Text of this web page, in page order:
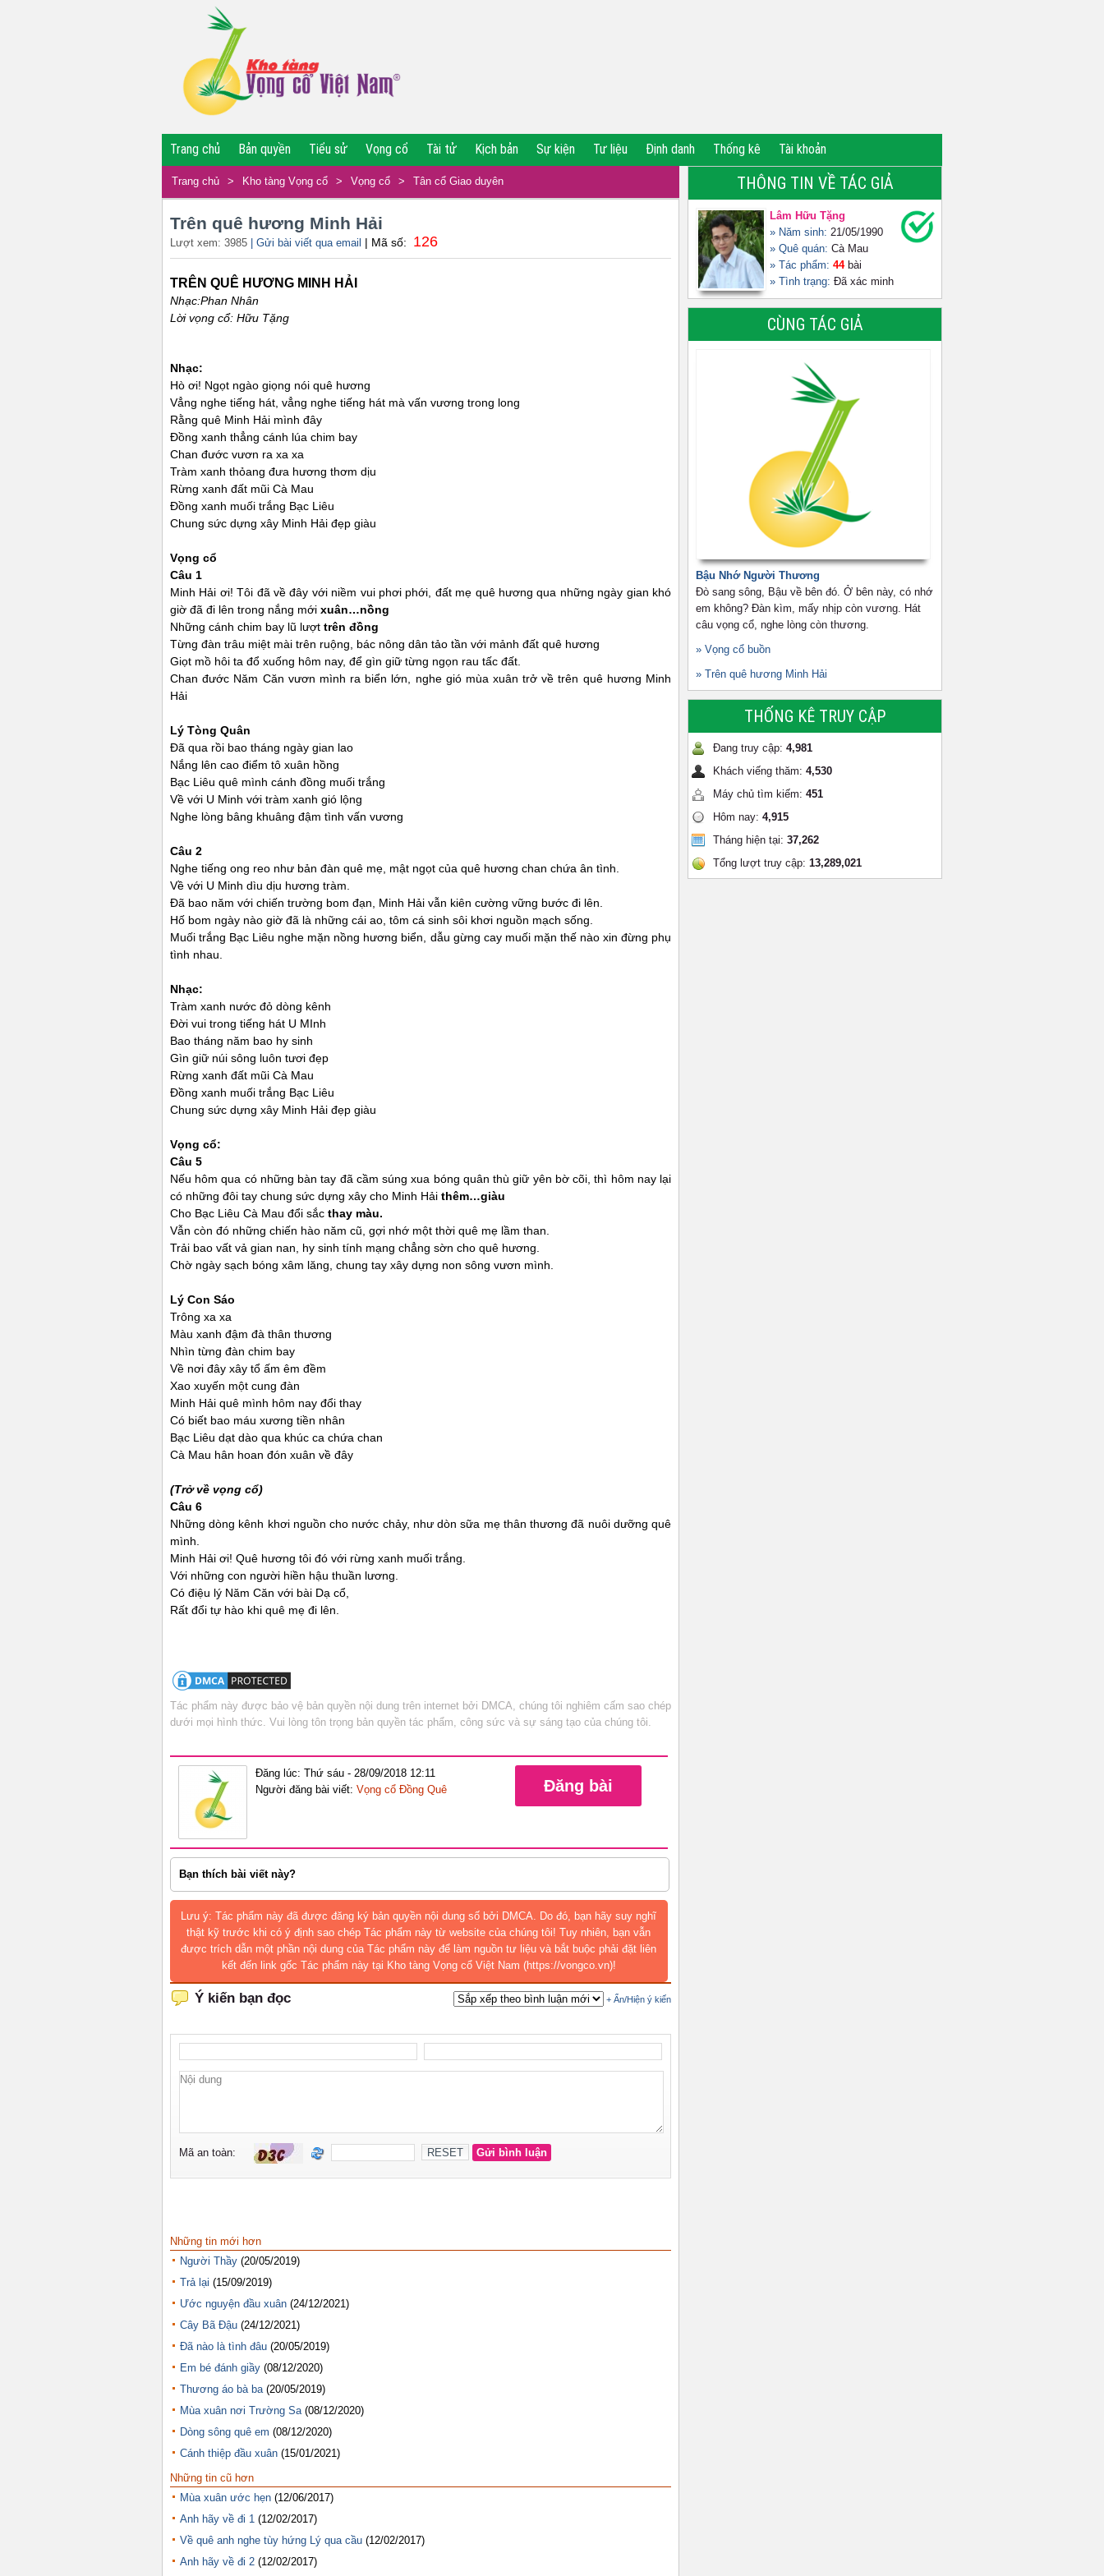
Trang chủ Bản quyền Tiểu sử Vọng cổ Tài tử Kịch bản Sự kiện Tư liệu Định danh Thống kê Tài khoản
Trang chủ > Kho tàng Vọng cổ > Vọng cổ > Tân cổ Giao duyên
Trên quê hương Minh Hải
Lượt xem: 3985 | Gửi bài viết qua email | Mã số: 126
TRÊN QUÊ HƯƠNG MINH HẢI
Nhạc:Phan Nhân
Lời vọng cổ: Hữu Tặng
Nhạc:
Hò ơi! Ngọt ngào giọng nói quê hương
Vẳng nghe tiếng hát, vẳng nghe tiếng hát mà vấn vương trong long
Rằng quê Minh Hải mình đây
Đồng xanh thẳng cánh lúa chim bay
Chan đước vươn ra xa xa
Tràm xanh thỏang đưa hương thơm dịu
Rừng xanh đất mũi Cà Mau
Đồng xanh muối trắng Bạc Liêu
Chung sức dựng xây Minh Hải đẹp giàu
Vọng cổ
Câu 1
Minh Hải ơi! Tôi đã về đây với niềm vui phơi phới, đất mẹ quê hương qua những ngày gian khó
giờ đã đi lên trong nắng mới xuân…nồng
Những cánh chim bay lũ lượt trên đồng
Từng đàn trâu miệt mài trên ruộng, bác nông dân tảo tần với mảnh đất quê hương
Giọt mồ hôi ta đổ xuống hôm nay, để gìn giữ từng ngọn rau tấc đất.
Chan đước Năm Căn vươn mình ra biển lớn, nghe gió mùa xuân trở về trên quê hương Minh
Hải
Lý Tòng Quân
Đã qua rồi bao tháng ngày gian lao
Nắng lên cao điểm tô xuân hồng
Bạc Liêu quê mình cánh đồng muối trắng
Về với U Minh với tràm xanh gió lộng
Nghe lòng bâng khuâng đậm tình vấn vương
Câu 2
Nghe tiếng ong reo như bản đàn quê mẹ, mật ngọt của quê hương chan chứa ân tình.
Về với U Minh dìu dịu hương tràm.
Đã bao năm với chiến trường bom đạn, Minh Hải vẫn kiên cường vững bước đi lên.
Hố bom ngày nào giờ đã là những cái ao, tôm cá sinh sôi khơi nguồn mạch sống.
Muối trắng Bạc Liêu nghe mặn nồng hương biển, dẫu gừng cay muối mặn thế nào xin đừng phụ
tình nhau.
Nhạc:
Tràm xanh nước đỏ dòng kênh
Đời vui trong tiếng hát U MInh
Bao tháng năm bao hy sinh
Gìn giữ núi sông luôn tươi đẹp
Rừng xanh đất mũi Cà Mau
Đồng xanh muối trắng Bạc Liêu
Chung sức dựng xây Minh Hải đẹp giàu
Vọng cổ:
Câu 5
Nếu hôm qua có những bàn tay đã cầm súng xua bóng quân thù giữ yên bờ cõi, thì hôm nay lại
có những đôi tay chung sức dựng xây cho Minh Hải thêm…giàu
Cho Bạc Liêu Cà Mau đổi sắc thay màu.
Vẫn còn đó những chiến hào năm cũ, gợi nhớ một thời quê mẹ lầm than.
Trải bao vất vả gian nan, hy sinh tính mạng chẳng sờn cho quê hương.
Chờ ngày sạch bóng xâm lăng, chung tay xây dựng non sông vươn mình.
Lý Con Sáo
Trông xa xa
Màu xanh đậm đà thân thương
Nhìn từng đàn chim bay
Về nơi đây xây tổ ấm êm đềm
Xao xuyến một cung đàn
Minh Hải quê mình hôm nay đổi thay
Có biết bao máu xương tiền nhân
Bạc Liêu dạt dào qua khúc ca chứa chan
Cà Mau hân hoan đón xuân về đây
(Trở về vọng cổ)
Câu 6
Những dòng kênh khơi nguồn cho nước chảy, như dòn sữa mẹ thân thương đã nuôi dưỡng quê
mình.
Minh Hải ơi! Quê hương tôi đó với rừng xanh muối trắng.
Với những con người hiền hậu thuần lương.
Có điệu lý Năm Căn với bài Dạ cổ,
Rất đổi tự hào khi quê mẹ đi lên.
Tác phẩm này được bảo vệ bản quyền nội dung trên internet bởi DMCA, chúng tôi nghiêm cấm sao chép
dưới mọi hình thức. Vui lòng tôn trọng bản quyền tác phẩm, công sức và sự sáng tạo của chúng tôi.
Đăng lúc: Thứ sáu - 28/09/2018 12:11
Người đăng bài viết: Vọng cổ Đồng Quê Đăng bài
Bạn thích bài viết này?
Lưu ý: Tác phẩm này đã được đăng ký bản quyền nội dung số bởi DMCA. Do đó, bạn hãy suy nghĩ
thật kỹ trước khi có ý định sao chép Tác phẩm này từ website của chúng tôi! Tuy nhiên, bạn vẫn
được trích dẫn một phần nội dung của Tác phẩm này để làm nguồn tư liệu và bắt buộc phải đặt liên
kết đến link gốc Tác phẩm này tại Kho tàng Vọng cổ Việt Nam (https://vongco.vn)!
Những tin mới hơn
Người Thầy (20/05/2019)
Trả lại (15/09/2019)
Ước nguyện đầu xuân (24/12/2021)
Cây Bã Đậu (24/12/2021)
Đã nào là tình đâu (20/05/2019)
Em bé đánh giầy (08/12/2020)
Thương áo bà ba (20/05/2019)
Mùa xuân nơi Trường Sa (08/12/2020)
Dòng sông quê em (08/12/2020)
Cánh thiệp đầu xuân (15/01/2021)
Những tin cũ hơn
Mùa xuân ước hẹn (12/06/2017)
Anh hãy về đi 1 (12/02/2017)
Về quê anh nghe tùy hứng Lý qua cầu (12/02/2017)
Anh hãy về đi 2 (12/02/2017)
THÔNG TIN VỀ TÁC GIẢ
Lâm Hữu Tặng
» Năm sinh: 21/05/1990
» Quê quán: Cà Mau
» Tác phẩm: 44bài
» Tình trạng: Đã xác minh
CÙNG TÁC GIẢ
Bậu Nhớ Người Thương
Đò sang sông, Bậu về bên đó. Ở bên này, có nhớ
em không? Đàn kìm, mấy nhịp còn vương. Hát
câu vọng cổ, nghe lòng còn thương.
» Vọng cổ buồn
» Trên quê hương Minh Hải
THỐNG KÊ TRUY CẬP
Đang truy cập: 4,981
Khách viếng thăm: 4,530
Máy chủ tìm kiếm: 451
Hôm nay: 4,915
Tháng hiện tại: 37,262
Tổng lượt truy cập: 13,289,021